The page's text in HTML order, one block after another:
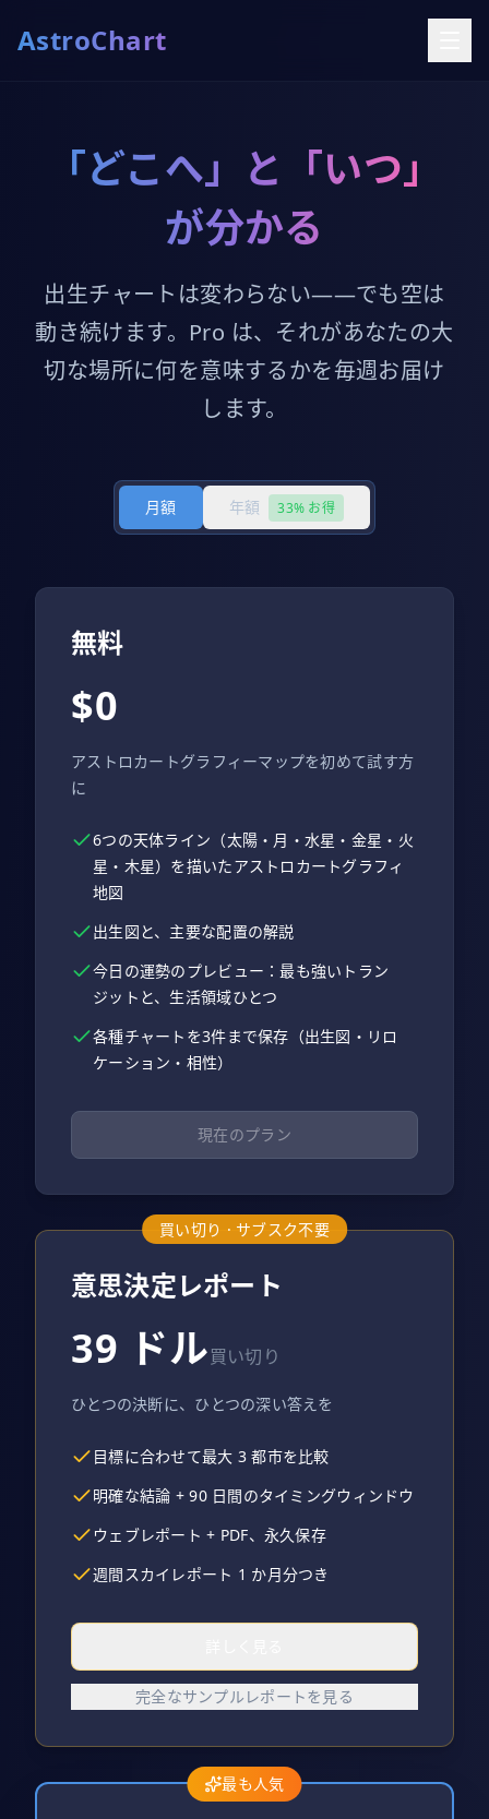
AstroChart
「どこへ」と「いつ」
が分かる
出生チャートは変わらない——でも空は
動き続けます。Pro は、それがあなたの大
切な場所に何を意味するかを毎週お届け
します。
月額 年額 33% お得
無料
$0
アストロカートグラフィーマップを初めて試す方
に
6つの天体ライン（太陽・月・水星・金星・火
星・木星）を描いたアストロカートグラフィ
地図
出生図と、主要な配置の解説
今日の運勢のプレビュー：最も強いトラン
ジットと、生活領域ひとつ
各種チャートを3件まで保存（出生図・リロ
ケーション・相性）
現在のプラン
買い切り · サブスク不要
意思決定レポート
39 ドル買い切り
ひとつの決断に、ひとつの深い答えを
目標に合わせて最大 3 都市を比較
明確な結論 + 90 日間のタイミングウィンドウ
ウェブレポート + PDF、永久保存
週間スカイレポート 1 か月分つき
完全なサンプルレポートを見る
最も人気